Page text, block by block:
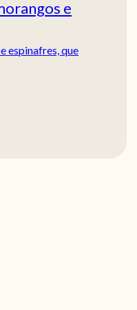
e
espinafres, que